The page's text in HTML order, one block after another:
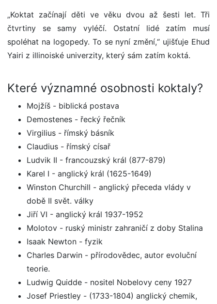
„Koktat začínají děti ve věku dvou až šesti let. Tři
čtvrtiny se samy vyléčí. Ostatní lidé zatím musí
spoléhat na logopedy. To se nyní změní,“ ujišťuje Ehud
Yairi z illinoiské univerzity, který sám zatím koktá.
Které významné osobnosti koktaly?
Mojžíš - biblická postava
Demostenes - řecký řečník
Virgilius - římský básník
Claudius - římský císař
Ludvik II - francouzský král (877-879)
Karel I - anglický král (1625-1649)
Winston Churchill - anglický přeceda vlády v
době II svět. války
Jiří VI - anglický král 1937-1952
Molotov - ruský ministr zahraničí z doby Stalina
Isaak Newton - fyzik
Charles Darwin - přírodovědec, autor evoluční
teorie.
Ludwig Quidde - nositel Nobelovy ceny 1927
Josef Priestley - (1733-1804) anglický chemik,